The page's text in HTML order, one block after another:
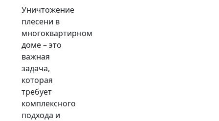
Уничтожение
плесени в
многоквартирном
доме – это
важная
задача,
которая
требует
комплексного
подхода и